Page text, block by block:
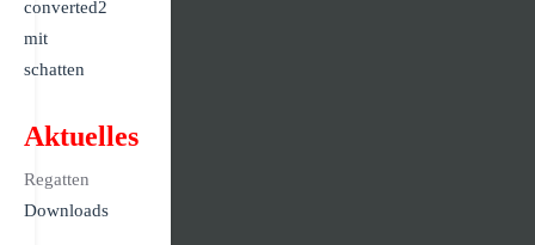
Aktuelles
Regatten
Downloads